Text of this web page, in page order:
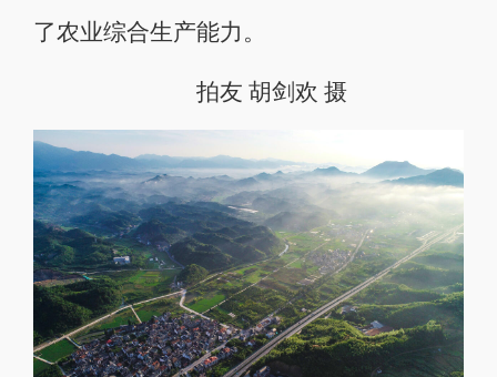
了农业综合生产能力。
拍友 胡剑欢 摄